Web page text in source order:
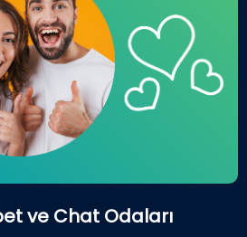
ve Chat Odaları